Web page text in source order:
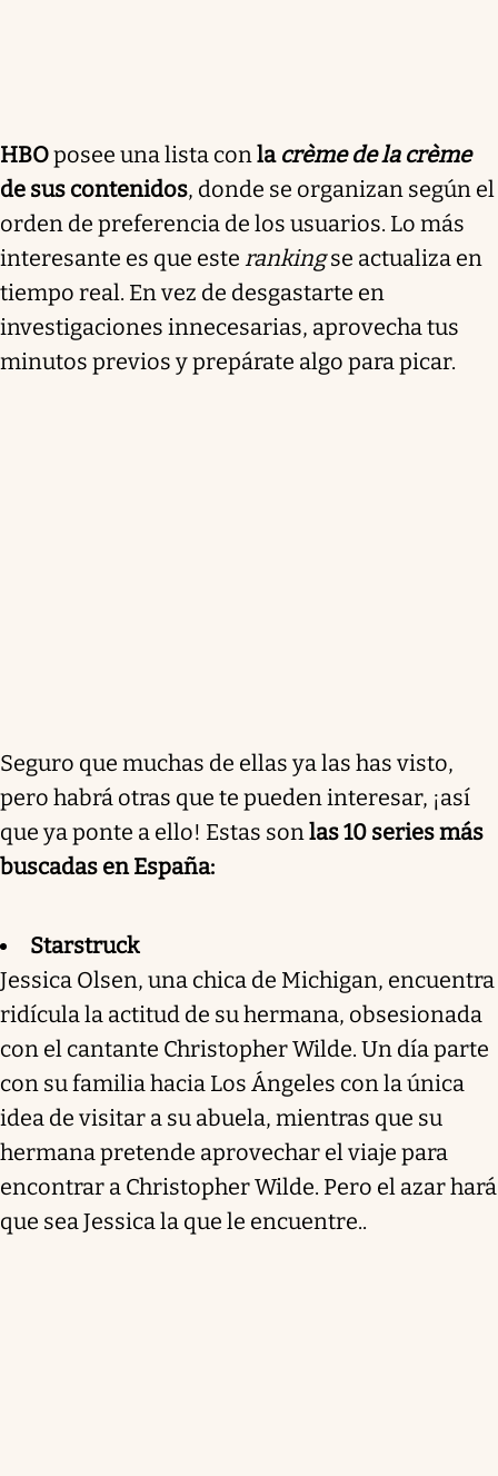
HBOposee una lista conla crème de la crème
de sus contenidos, donde se organizan según el
orden de preferencia de los usuarios. Lo más
interesante es que este rankingse actualiza en
tiempo real. En vez de desgastarte en
investigaciones innecesarias, aprovecha tus
minutos previos y prepárate algo para picar.
Seguro que muchas de ellas ya las has visto,
pero habrá otras que te pueden interesar, ¡así
que ya ponte a ello! Estas sonlas 10 series más
buscadas en España:
Starstruck
Jessica Olsen, una chica de Michigan, encuentra
ridícula la actitud de su hermana, obsesionada
con el cantante Christopher Wilde. Un día parte
con su familia hacia Los Ángeles con la única
idea de visitar a su abuela, mientras que su
hermana pretende aprovechar el viaje para
encontrar a Christopher Wilde. Pero el azar hará
que sea Jessica la que le encuentre..